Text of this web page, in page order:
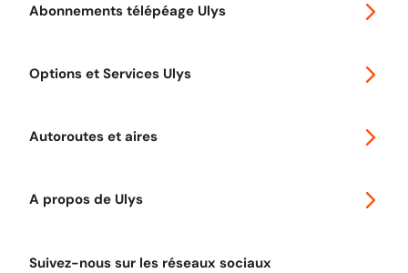
Abonnements télépéage Ulys
Options et Services Ulys
Autoroutes et aires
A propos de Ulys
Suivez-nous sur les réseaux sociaux